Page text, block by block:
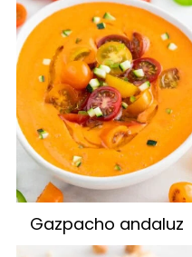
Gazpacho andaluz